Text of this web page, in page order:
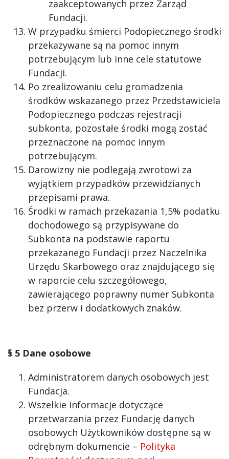
zaakceptowanych przez Zarząd
Fundacji.
W przypadku śmierci Podopiecznego środki
przekazywane są na pomoc innym
potrzebującym lub inne cele statutowe
Fundacji.
Po zrealizowaniu celu gromadzenia
środków wskazanego przez Przedstawiciela
Podopiecznego podczas rejestracji
subkonta, pozostałe środki mogą zostać
przeznaczone na pomoc innym
potrzebującym.
Darowizny nie podlegają zwrotowi za
wyjątkiem przypadków przewidzianych
przepisami prawa.
Środki w ramach przekazania 1,5% podatku
dochodowego są przypisywane do
Subkonta na podstawie raportu
przekazanego Fundacji przez Naczelnika
Urzędu Skarbowego oraz znajdującego się
w raporcie celu szczegółowego,
zawierającego poprawny numer Subkonta
bez przerw i dodatkowych znaków.
§ 5 Dane osobowe
Administratorem danych osobowych jest
Fundacja.
Wszelkie informacje dotyczące
przetwarzania przez Fundację danych
osobowych Użytkowników dostępne są w
odrębnym dokumencie – Polityka